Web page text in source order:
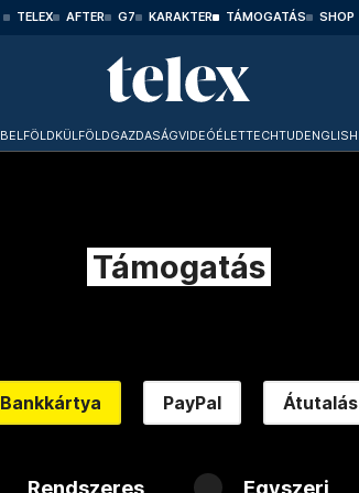
TELEX AFTER G7 KARAKTER TÁMOGATÁS SHOP
BELFÖLDKÜLFÖLDGAZDASÁGVIDEÓÉLETTECHTUDENGLISH
Támogatás
Bankkártya PayPal Átutalás
Rendszeres Egyszeri